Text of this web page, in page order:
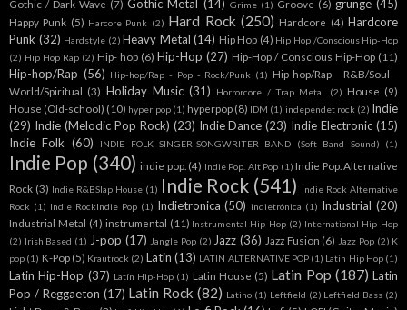
Gothic / Dark Wave (7) Gothic Metal (14) Grime (1) Groove (6) grunge (45)
Happy Punk (5) Harcore Punk (2) Hard Rock (250) Hardcore (4) Hardcore
Punk (32) Hardstyle (2) Heavy Metal (14) Hip Hop (4) Hip Hop /Conscious Hip-Hop
(2) Hip Hop Rap (2) Hip- hop (6) Hip-Hop (27) Hip-Hop / Conscious Hip-Hop (11)
Hip-hop/Rap (56) Hip-hop/Rap - Pop - Rock/Punk (1) Hip-hop/Rap - R&B/Soul -
World/Spiritual (3) Holiday Music (31) Horrorcore / Trap Metal (2) House (9)
House (Old-school) (10) hyper pop (1) hyperpop (8) IDM (1) independet rock (2) Indie
(29) Indie (Melodic Pop Rock) (23) Indie Dance (23) Indie Electronic (15)
Indie Folk (60) INDIE FOLK SINGER-SONGWRITER BAND (Soft Band Sound) (1)
Indie Pop (340) indie pop. (4) Indie Pop. Alt Pop (1) Indie Pop. Alternative
Rock (3) Indie R&BSlap House (1) Indie Rock (541) Indie Rock Alternative
Rock (1) Indie RockIndie Pop (1) Indietronica (50) indietrónica (1) Industrial (20)
Industrial Metal (4) instrumental (11) Instrumental Hip-Hop (2) International Hip-Hop
(2) Irish Based (1) J-pop (17) Jangle Pop (2) Jazz (36) Jazz Fusion (6) Jazz Pop (2) K
pop (1) K-Pop (5) Krautrock (2) Latin (13) LATIN ALTERNATIVE POP (1) Latin Hip Hop (1)
Latin Hip-Hop (37) Latín Hip-Hop (1) Latin House (5) Latin Pop (187) Latin
Pop / Reggaeton (17) Latin Rock (82) Latino (1) Leftfield (2) Leftfield Bass (2)